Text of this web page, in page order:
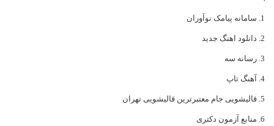
سامانه پیامک نوآوران
دانلود اهنگ جدید
رسانه سه
آهنگ تاپ
قالیشویی جام معتبرترین قالیشویی تهران
منابع آزمون دکتری